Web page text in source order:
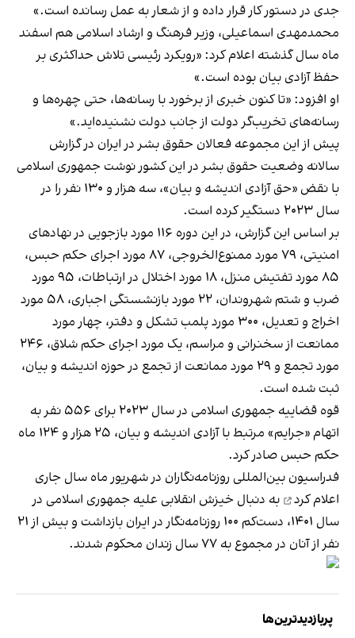
جدی در دستور کار قرار داده و از شعار به عمل رسانده است.»
محمدمهدی اسماعیلی، وزیر فرهنگ و ارشاد اسلامی هم اسفند
ماه سال گذشته اعلام کرد: «رویکرد رئیسی تلاش حداکثری بر
حفظ آزادی بیان بوده است.»
او افزود: «تا کنون خبری از برخورد با رسانه‌ها، حتی چهره‌ها و
رسانه‌های تخریب‌گر دولت از جانب دولت نشنیده‌اید.»
پیش از این مجموعه فعالان حقوق بشر در ایران درگزارش
سالانه وضعیت حقوق بشر در این کشور نوشت جمهوری اسلامی
با نقض «حق آزادی اندیشه و بیان»، سه هزار و ۱۳۰ نفر را در
سال ۲۰۲۳ دستگیر کرده است.
بر اساس این گزارش، در این دوره ۱۱۶ مورد بازجویی در نهادهای
امنیتی، ۷۹ مورد ممنوع‌الخروجی، ۸۷ مورد اجرای حکم حبس،
۸۵ مورد تفتیش منزل، ۱۸ مورد اختلال در ارتباطات، ۹۵ مورد
ضرب و شتم شهروندان، ۲۲ مورد بازنشستگی اجباری، ۵۸ مورد
اخراج و تعدیل، ۳۰۰ مورد پلمب تشکل و دفتر، چهار مورد
ممانعت از سخنرانی و مراسم، یک مورد اجرای حکم شلاق، ۲۴۶
مورد تجمع و ۲۹ مورد ممانعت از تجمع در حوزه اندیشه و بیان،
ثبت شده است.
قوه قضاییه جمهوری اسلامی در سال ۲۰۲۳ برای ۵۵۶ نفر به
اتهام «جرایم» مرتبط با آزادی اندیشه و بیان، ۲۵ هزار و ۱۲۴ ماه
حکم حبس صادر کرد.
فدراسیون بین‌المللی روزنامه‌نگاران در شهریور ماه سال جاری
اعلام کرد
به دنبال خیزش انقلابی علیه جمهوری اسلامی در
سال ۱۴۰۱، دست‌کم ۱۰۰ روزنامه‌نگار در ایران بازداشت و بیش از ۲۱
نفر از آنان در مجموع به ۷۷ سال زندان محکوم شدند.
پربازدیدترین‌ها